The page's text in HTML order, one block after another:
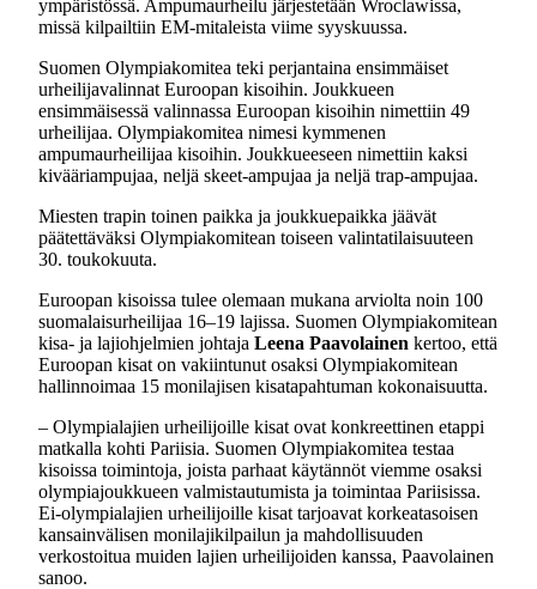
ympäristössä. Ampumaurheilu järjestetään Wroclawissa,
missä kilpailtiin EM-mitaleista viime syyskuussa.
Suomen Olympiakomitea teki perjantaina ensimmäiset
urheilijavalinnat Euroopan kisoihin. Joukkueen
ensimmäisessä valinnassa Euroopan kisoihin nimettiin 49
urheilijaa. Olympiakomitea nimesi kymmenen
ampumaurheilijaa kisoihin. Joukkueeseen nimettiin kaksi
kivääriampujaa, neljä skeet-ampujaa ja neljä trap-ampujaa.
Miesten trapin toinen paikka ja joukkuepaikka jäävät
päätettäväksi Olympiakomitean toiseen valintatilaisuuteen
30. toukokuuta.
Euroopan kisoissa tulee olemaan mukana arviolta noin 100
suomalaisurheilijaa 16–19 lajissa. Suomen Olympiakomitean
kisa- ja lajiohjelmien johtaja Leena Paavolainen kertoo, että
Euroopan kisat on vakiintunut osaksi Olympiakomitean
hallinnoimaa 15 monilajisen kisatapahtuman kokonaisuutta.
– Olympialajien urheilijoille kisat ovat konkreettinen etappi
matkalla kohti Pariisia. Suomen Olympiakomitea testaa
kisoissa toimintoja, joista parhaat käytännöt viemme osaksi
olympiajoukkueen valmistautumista ja toimintaa Pariisissa.
Ei-olympialajien urheilijoille kisat tarjoavat korkeatasoisen
kansainvälisen monilajikilpailun ja mahdollisuuden
verkostoitua muiden lajien urheilijoiden kanssa, Paavolainen
sanoo.